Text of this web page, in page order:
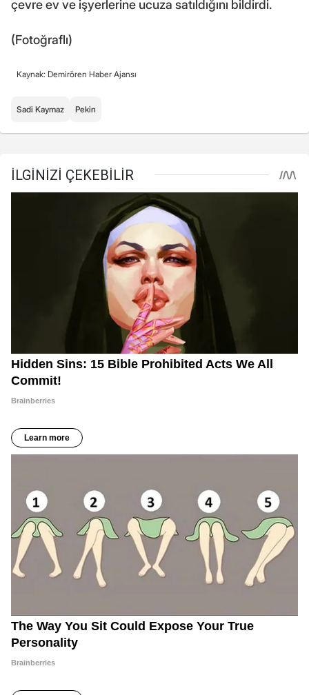
çevre ev ve işyerlerine ucuza satıldığını bildirdi.
(Fotoğraflı)
Kaynak: Demirören Haber Ajansı
Sadi Kaymaz Pekin